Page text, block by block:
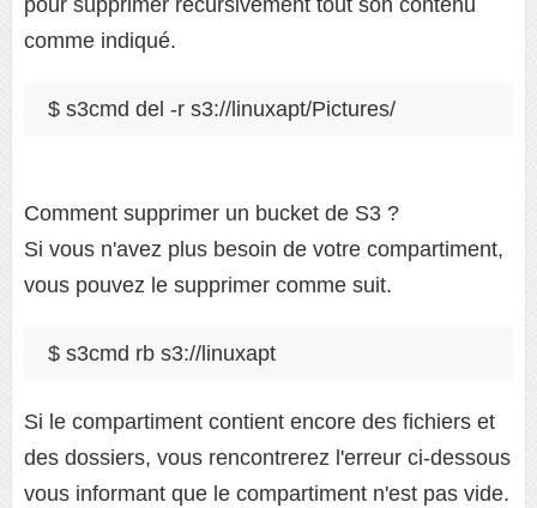
pour supprimer récursivement tout son contenu
comme indiqué.
$ s3cmd del -r s3://linuxapt/Pictures/
Comment supprimer un bucket de S3 ?
Si vous n'avez plus besoin de votre compartiment,
vous pouvez le supprimer comme suit.
$ s3cmd rb s3://linuxapt
Si le compartiment contient encore des fichiers et
des dossiers, vous rencontrerez l'erreur ci-dessous
vous informant que le compartiment n'est pas vide.